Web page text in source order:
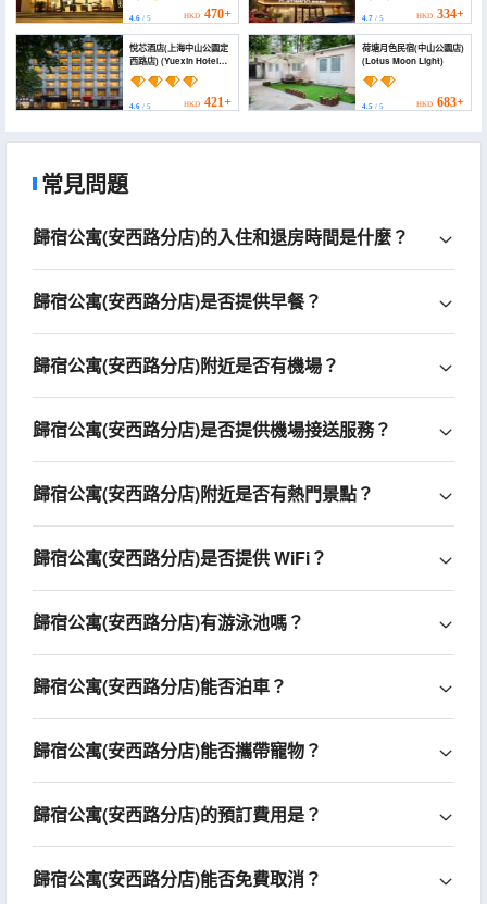
Road Subway Station))
4.6 / 5 HKD 470+
West Road))
4.7/ 5 HKD 334+
悅芯酒店(上海中山公園定
西路店) (Yuexin Hotel
(Shanghai Zhongshan
Park Branch))
4.6 / 5 HKD 421+
荷塘月色民宿(中山公園店)
(Lotus Moon Light)
4.5/ 5 HKD 683+
常見問題
歸宿公寓(安西路分店)的入住和退房時間是什麼？
歸宿公寓(安西路分店)是否提供早餐？
歸宿公寓(安西路分店)附近是否有機場？
歸宿公寓(安西路分店)是否提供機場接送服務？
歸宿公寓(安西路分店)附近是否有熱門景點？
歸宿公寓(安西路分店)是否提供 WiFi？
歸宿公寓(安西路分店)有游泳池嗎？
歸宿公寓(安西路分店)能否泊車？
歸宿公寓(安西路分店)能否攜帶寵物？
歸宿公寓(安西路分店)的預訂費用是？
歸宿公寓(安西路分店)能否免費取消？